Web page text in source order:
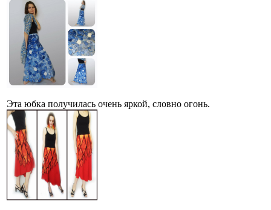
Эта юбка получилась очень яркой, словно огонь.